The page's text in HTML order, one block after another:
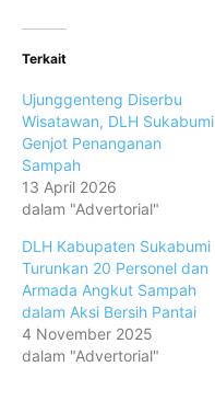
Terkait
Ujunggenteng Diserbu
Wisatawan, DLH Sukabumi
Genjot Penanganan
Sampah
13 April 2026
dalam "Advertorial"
DLH Kabupaten Sukabumi
Turunkan 20 Personel dan
Armada Angkut Sampah
dalam Aksi Bersih Pantai
4 November 2025
dalam "Advertorial"